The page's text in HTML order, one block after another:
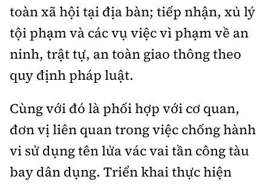
toàn xã hội tại địa bàn; tiếp nhận, xủ lý
tội phạm và các vụ việc vì phạm về an
ninh, trật tự, an toàn giao thông theo
quy định pháp luật.
Cùng với đó là phối hợp với cơ quan,
đơn vị liên quan trong việc chống hành
vi sử dụng tên lửa vác vai tần công tàu
bay dân dụng. Triển khai thực hiện